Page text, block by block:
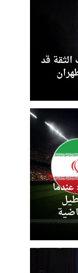
قد
في مونديال 2026: عندما